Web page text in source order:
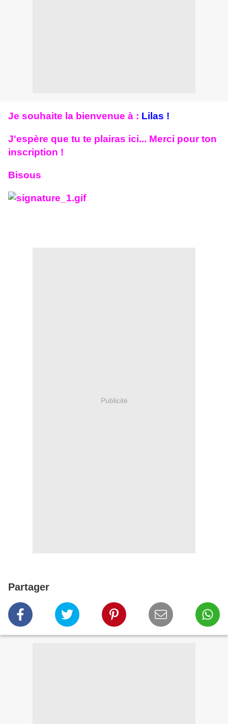
Je souhaite la bienvenue à : Lilas !
J'espère que tu te plairas ici... Merci pour ton
inscription !
Bisous
Publicité
Partager